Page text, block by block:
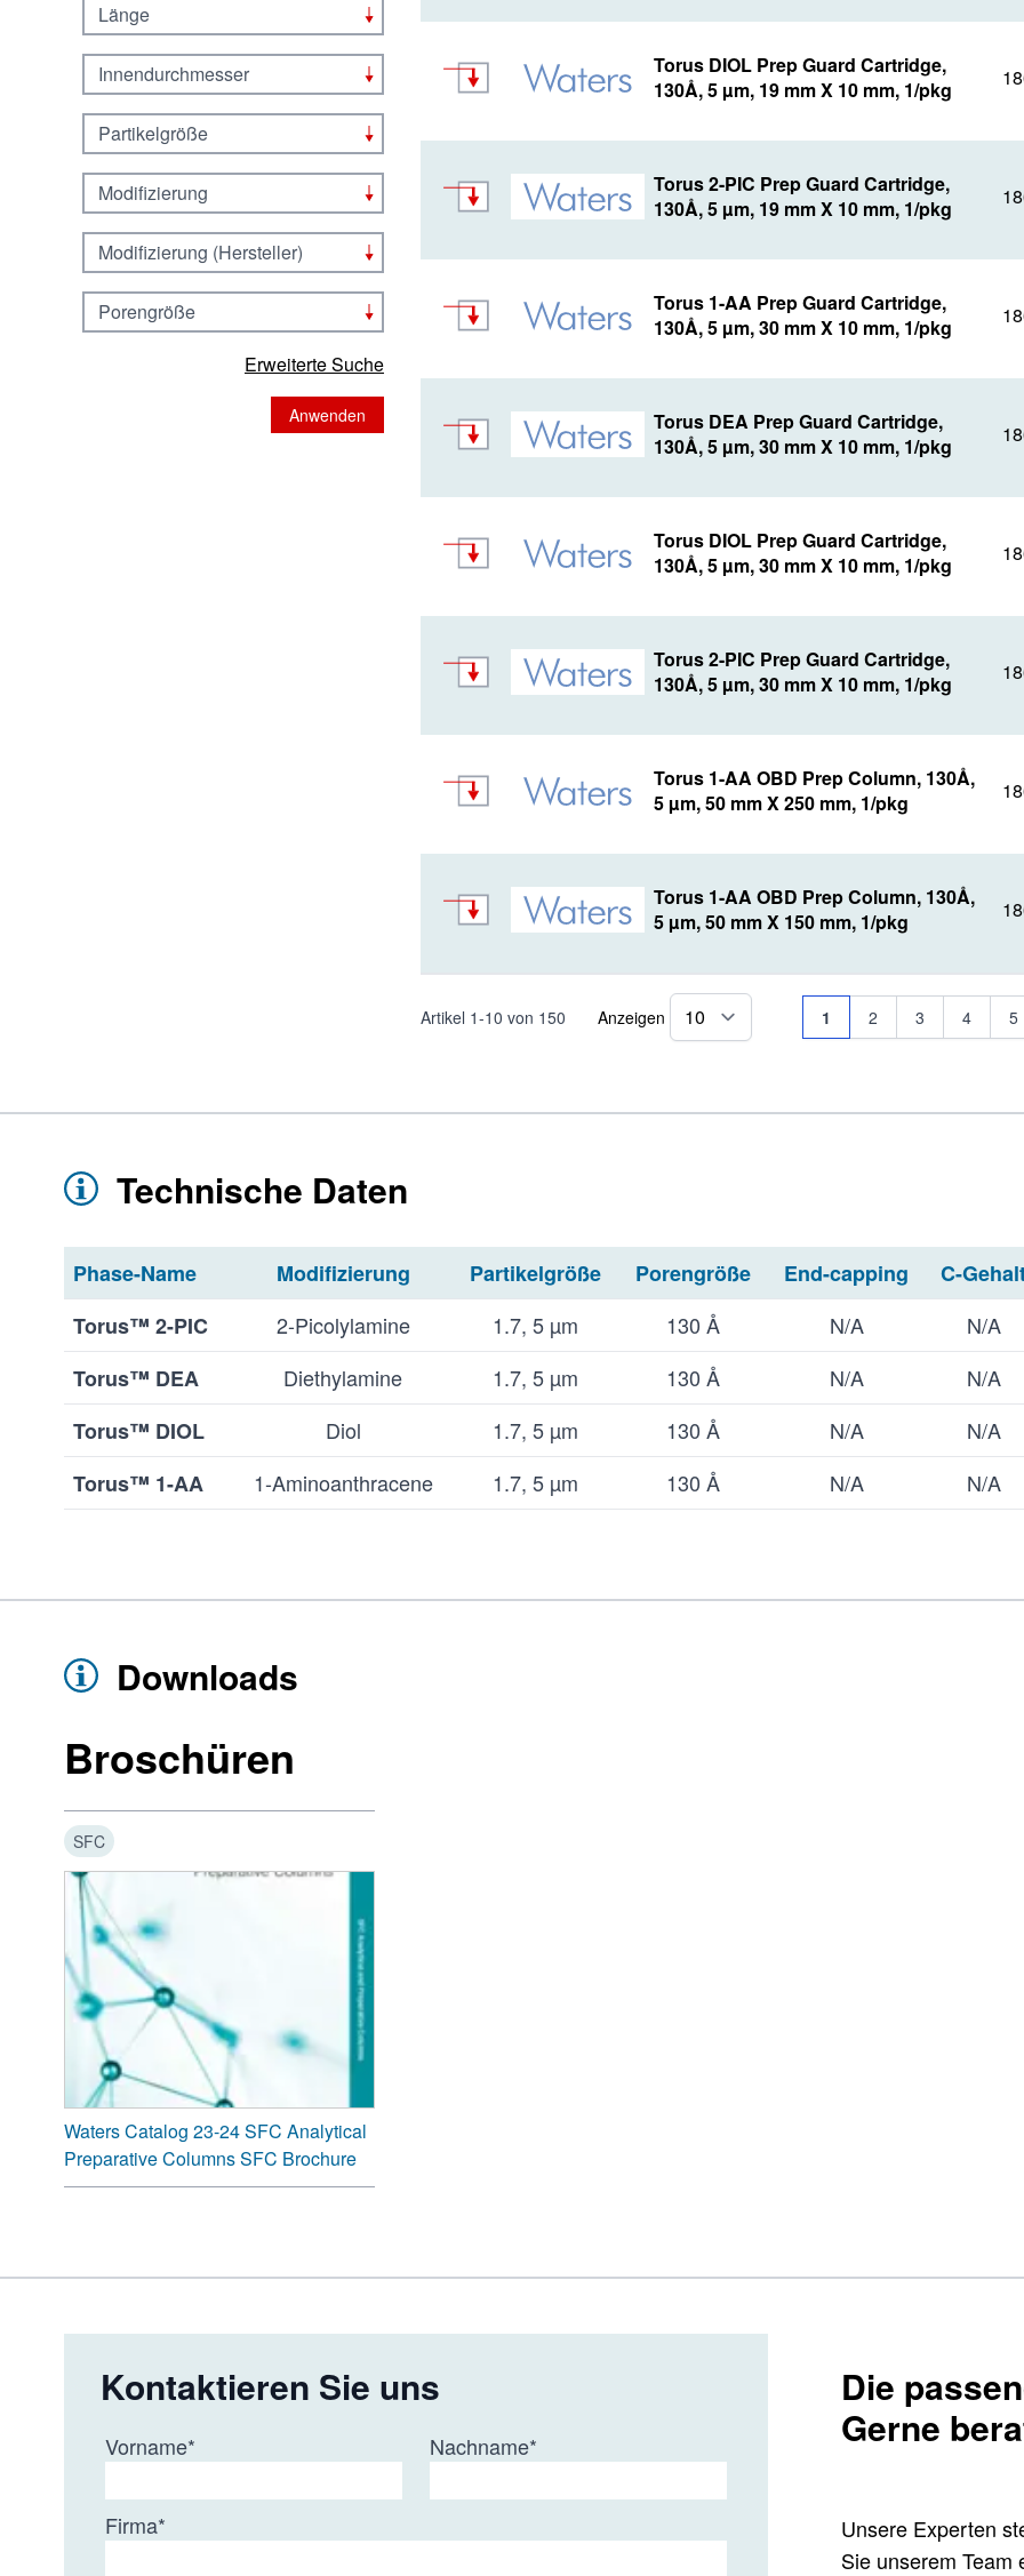
Länge
Innendurchmesser
Partikelgröße
Modifizierung
Modifizierung (Hersteller)
Porengröße
Erweiterte Suche
Anwenden
Torus DIOL Prep Guard Cartridge,
130Å, 5 µm, 19 mm X 10 mm, 1/pkg
Torus 2-PIC Prep Guard Cartridge,
130Å, 5 µm, 19 mm X 10 mm, 1/pkg
Torus 1-AA Prep Guard Cartridge,
130Å, 5 µm, 30 mm X 10 mm, 1/pkg
Torus DEA Prep Guard Cartridge,
130Å, 5 µm, 30 mm X 10 mm, 1/pkg
Torus DIOL Prep Guard Cartridge,
130Å, 5 µm, 30 mm X 10 mm, 1/pkg
Torus 2-PIC Prep Guard Cartridge,
130Å, 5 µm, 30 mm X 10 mm, 1/pkg
Torus 1-AA OBD Prep Column, 130Å,
5 µm, 50 mm X 250 mm, 1/pkg
Torus 1-AA OBD Prep Column, 130Å,
5 µm, 50 mm X 150 mm, 1/pkg
Artikel 1-10 von 150 Seite
Sie lesen gerade Seite
1 Seite
2 Seite
3 Seite
4 5
Anzeigen
pro Seite
Technische Daten
Phase-Name Modifizierung Partikelgröße Porengröße End-capping C-
Torus™ 2-PIC
2-Picolylamine 1.7, 5 µm 130 Å N/A N/A
Torus™ DEA
Diethylamine 1.7, 5 µm 130 Å N/A N/A
Torus™ DIOL
Diol 1.7, 5 µm 130 Å N/A N/A
Torus™ 1-AA
1-Aminoanthracene 1.7, 5 µm 130 Å N/A N/A
Downloads
Broschüren
SFC
Waters Catalog 23-24 SFC Analytical
Preparative Columns SFC Brochure
Kontaktieren Sie uns
Vorname* Nachname*
Firma*
Die
Gerne
Unsere Experten
Sie unserem Team